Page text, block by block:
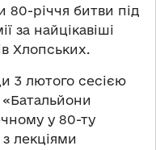
80-річчя битви під
за найцікавіші
Хлопських.
3 лютого сесією
у 80-ту
лекціями